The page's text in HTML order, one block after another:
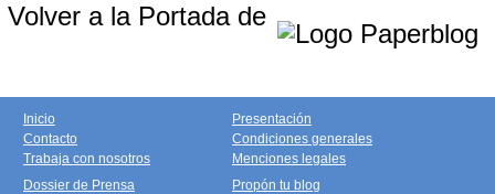
Volver a la Portada de
Inicio
Contacto
Trabaja con nosotros
Presentación
Condiciones generales
Menciones legales
Dossier de Prensa
Propón tu blog